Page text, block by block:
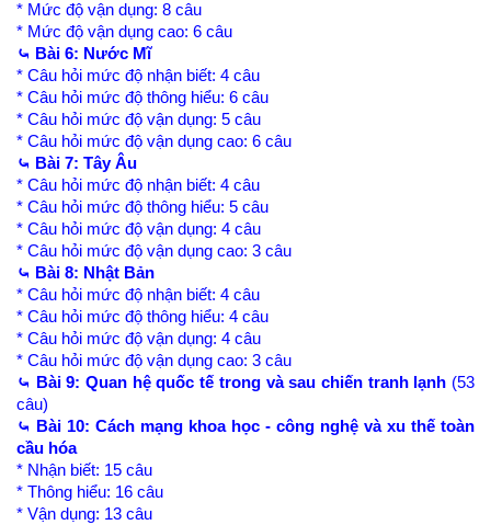
* Mức độ vận dụng: 8 câu
* Mức độ vận dụng cao: 6 câu
⤿ Bài 6: Nước Mĩ
* Câu hỏi mức độ nhận biết: 4 câu
* Câu hỏi mức độ thông hiểu: 6 câu
* Câu hỏi mức độ vận dụng: 5 câu
* Câu hỏi mức độ vận dụng cao: 6 câu
⤿ Bài 7: Tây Âu
* Câu hỏi mức độ nhận biết: 4 câu
* Câu hỏi mức độ thông hiểu: 5 câu
* Câu hỏi mức độ vận dụng: 4 câu
* Câu hỏi mức độ vận dụng cao: 3 câu
⤿ Bài 8: Nhật Bản
* Câu hỏi mức độ nhận biết: 4 câu
* Câu hỏi mức độ thông hiểu: 4 câu
* Câu hỏi mức độ vận dụng: 4 câu
* Câu hỏi mức độ vận dụng cao: 3 câu
⤿ Bài 9: Quan hệ quốc tế trong và sau chiến tranh lạnh (53
câu)
⤿ Bài 10: Cách mạng khoa học - công nghệ và xu thế toàn
cầu hóa
* Nhận biết: 15 câu
* Thông hiểu: 16 câu
* Vận dụng: 13 câu